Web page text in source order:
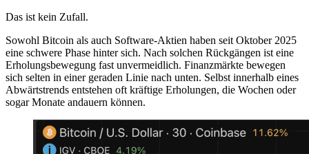
Das ist kein Zufall.
Sowohl Bitcoin als auch Software-Aktien haben seit Oktober 2025
eine schwere Phase hinter sich. Nach solchen Rückgängen ist eine
Erholungsbewegung fast unvermeidlich. Finanzmärkte bewegen
sich selten in einer geraden Linie nach unten. Selbst innerhalb eines
Abwärtstrends entstehen oft kräftige Erholungen, die Wochen oder
sogar Monate andauern können.